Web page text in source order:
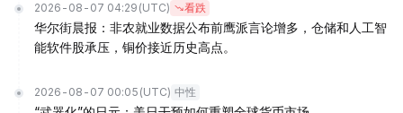
2026-08-07 04:29 (UTC) 看跌
华尔街晨报：非农就业数据公布前鹰派言论增多，仓储和人工智
能软件股承压，铜价接近历史高点。
2026-08-07 00:05 (UTC) 中性